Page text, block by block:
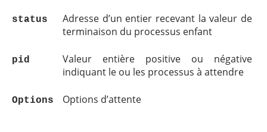
status
Adresse d’un entier recevant la valeur de
terminaison du processus enfant
pid
Valeur entière positive ou négative
indiquant le ou les processus à attendre
Options Options d’attente